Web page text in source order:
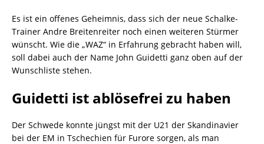
Es ist ein offenes Geheimnis, dass sich der neue Schalke-
Trainer Andre Breitenreiter noch einen weiteren Stürmer
wünscht. Wie die „WAZ“ in Erfahrung gebracht haben will,
soll dabei auch der Name John Guidetti ganz oben auf der
Wunschliste stehen.
Guidetti ist ablösefrei zu haben
Der Schwede konnte jüngst mit der U21 der Skandinavier
bei der EM in Tschechien für Furore sorgen, als man